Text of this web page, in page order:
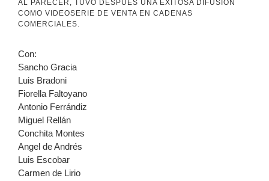
AL PARECER, TUVO DESPUÉS UNA EXITOSA DIFUSIÓN
COMO VIDEOSERIE DE VENTA EN CADENAS
COMERCIALES.
Con:
Sancho Gracia
Luis Bradoni
Fiorella Faltoyano
Antonio Ferrándiz
Miguel Rellán
Conchita Montes
Angel de Andrés
Luis Escobar
Carmen de Lirio